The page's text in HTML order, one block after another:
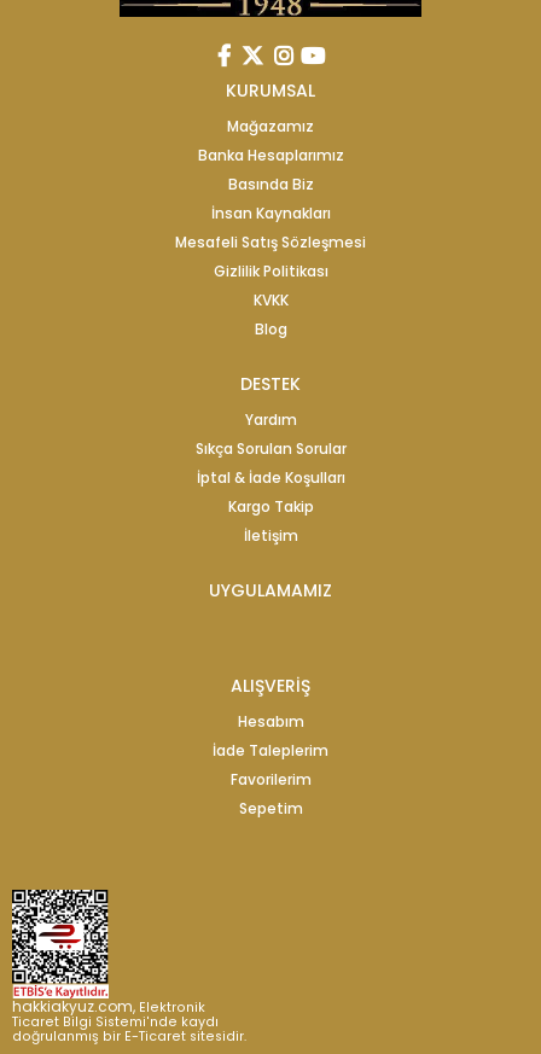
KURUMSAL
Mağazamız
Banka Hesaplarımız
Basında Biz
İnsan Kaynakları
Mesafeli Satış Sözleşmesi
Gizlilik Politikası
KVKK
Blog
DESTEK
Yardım
Sıkça Sorulan Sorular
İptal & İade Koşulları
Kargo Takip
İletişim
UYGULAMAMIZ
ALIŞVERİŞ
Hesabım
İade Taleplerim
Favorilerim
Sepetim
hakkiakyuz.com, Elektronik
Ticaret Bilgi Sistemi'nde kaydı
doğrulanmış bir E-Ticaret sitesidir.